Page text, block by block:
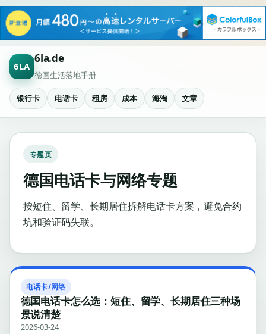
6LA
6la.de
德国生活落地手册
银行卡 电话卡 租房 成本 海淘 文章
专题页
德国电话卡与网络专题
按短住、留学、长期居住拆解电话卡方案，避免合约
坑和验证码失联。
电话卡/网络
德国电话卡怎么选：短住、留学、长期居住三种场
景说清楚
2026-03-24